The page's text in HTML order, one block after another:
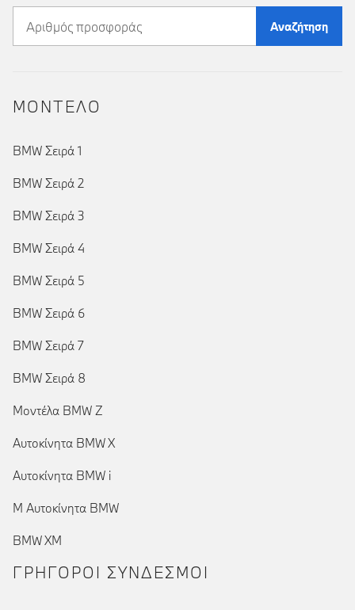
Αναζήτηση
ΜΟΝΤΕΛΟ
BMW Σειρά 1
BMW Σειρά 2
BMW Σειρά 3
BMW Σειρά 4
BMW Σειρά 5
BMW Σειρά 6
BMW Σειρά 7
BMW Σειρά 8
Μοντέλα BMW Z
Αυτοκίνητα BMW X
Αυτοκίνητα BMW i
Μ Αυτοκίνητα BMW
BMW XM
ΓΡΉΓΟΡΟΙ ΣΎΝΔΕΣΜΟΙ